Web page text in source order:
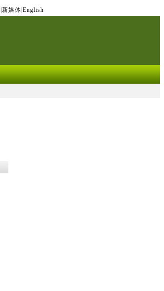
新媒体 English